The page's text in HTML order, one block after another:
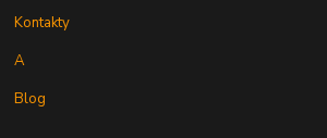
Kontakty
A
Blog